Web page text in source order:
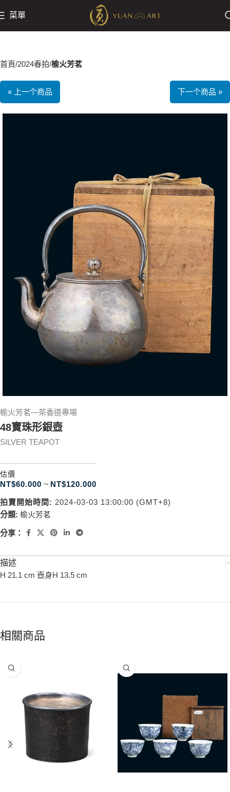
菜單
首頁 2024春拍 榆火芳茗
« 上一个商品 下一个商品 »
榆火芳茗—茶香道專場
48寶珠形銀壺
SILVER TEAPOT
估價
NT$60.000 ~ NT$120.000
拍賣開始時間: 2024-03-03 13:00:00 (GMT+8)
分類: 榆火芳茗
分享：
描述
H 21.1 cm 壺身H 13.5 cm
相關商品